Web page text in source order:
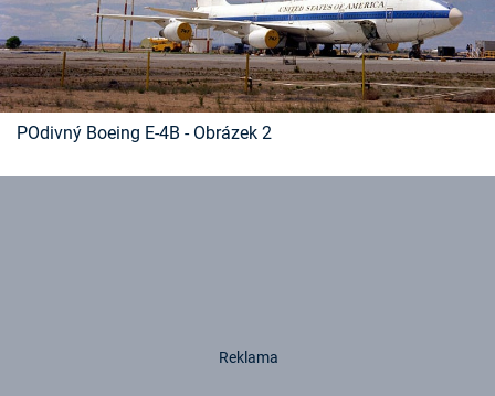
Sledujte nás
POdivný Boeing E-4B - Obrázek 2